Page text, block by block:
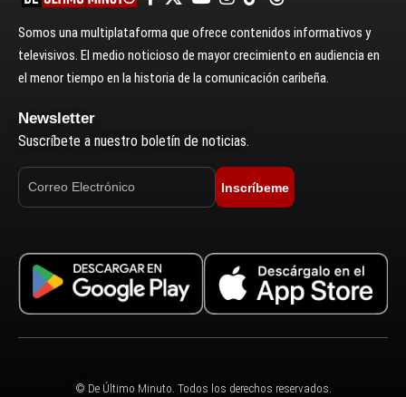
Somos una multiplataforma que ofrece contenidos informativos y
televisivos. El medio noticioso de mayor crecimiento en audiencia en
el menor tiempo en la historia de la comunicación caribeña.
Newsletter
Suscríbete a nuestro boletín de noticias.
Inscríbeme
© De Último Minuto. Todos los derechos reservados.